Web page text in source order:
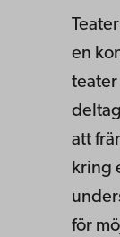
en
teater
att
kring
för